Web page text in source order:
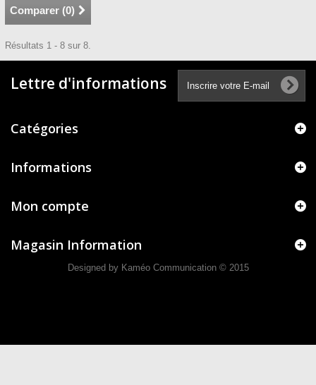
Comparer (0)
Résultats 1 - 8 sur 8.
Lettre d'informations
Catégories
Informations
Mon compte
Magasin Information
Designed by Kaméo Communication © 2015